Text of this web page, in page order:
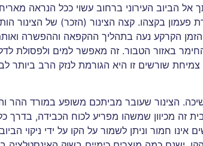
אל הביוב העירוני ברחוב עשוי ככל הנראה
של 3' עד 5' עם טבור בצורת פעמון בקצהו. קצה הצינור (הזכר) של
הקרקע נעה בתהליך ההקפאה וההפשרה
באזור הטבור. זה מאפשר למים ולפסולת
שורשים זו היא הגורמת לנזק הרב ביותר
הצינור שעובר מביתכם משופע במורד ההר
זה מכיוון שמשהו מפריע לכוח הכבידה, בדרך
חמור וניתן לשמור על הקו על ידי ניקוי הביוב